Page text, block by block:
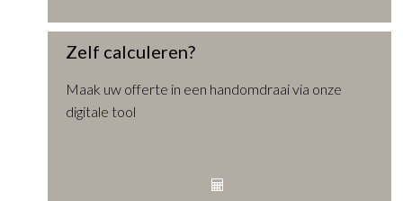
Zelf calculeren?
Maak uw offerte in een handomdraai via onze
digitale tool